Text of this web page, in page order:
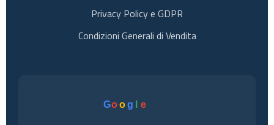
Privacy Policy e GDPR
Condizioni Generali di Vendita
Goog e